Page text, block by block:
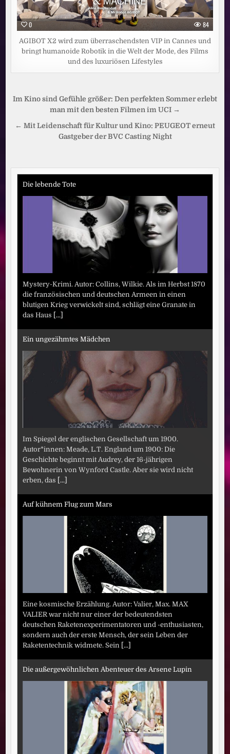
0 84
AGIBOT X2 wird zum überraschendsten VIP in Cannes und
bringt humanoide Robotik in die Welt der Mode, des Films
und des luxuriösen Lifestyles
Beitragsnavigation
Im Kino sind Gefühle größer: Den perfekten Sommer erlebt
man mit den besten Filmen im UCI →
← Mit Leidenschaft für Kultur und Kino: PEUGEOT erneut
Gastgeber der BVC Casting Night
Die lebende Tote
Mystery-Krimi. Autor: Collins, Wilkie. Als im Herbst 1870
die französischen und deutschen Armeen in einen
blutigen Krieg verwickelt sind, schlägt eine Granate in
das Haus [...]
Ein ungezähmtes Mädchen
Im Spiegel der englischen Gesellschaft um 1900.
Autor*innen: Meade, L.T. England um 1900: Die
Geschichte beginnt mit Audrey, der 16-jährigen
Bewohnerin von Wynford Castle. Aber sie wird nicht
erben, das [...]
Auf kühnem Flug zum Mars
Eine kosmische Erzählung. Autor: Valier, Max. MAX
VALIER war nicht nur einer der bedeutendsten
deutschen Raketenexperimentatoren und -enthusiasten,
sondern auch der erste Mensch, der sein Leben der
Raketentechnik widmete. Sein [...]
Die außergewöhnlichen Abenteuer des Arsene Lupin